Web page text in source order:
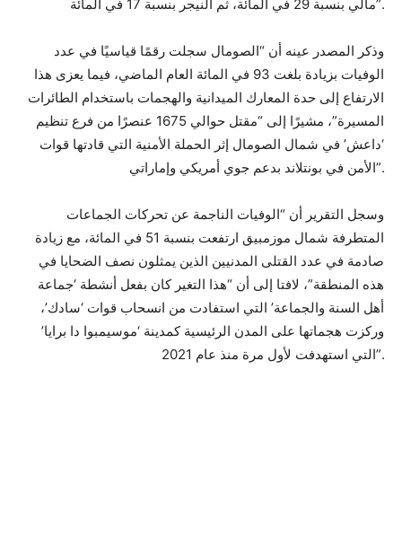
مالي بنسبة 29 في المائة، ثم النيجر بنسبة 17 في المائة”.
وذكر المصدر عينه أن “الصومال سجلت رقمًا قياسيًا في عدد
الوفيات بزيادة بلغت 93 في المائة العام الماضي، فيما يعزى هذا
الارتفاع إلى حدة المعارك الميدانية والهجمات باستخدام الطائرات
المسيرة”، مشيرًا إلى “مقتل حوالي 1675 عنصرًا من فرع تنظيم
‘داعش’ في شمال الصومال إثر الحملة الأمنية التي قادتها قوات
الأمن في بونتلاند بدعم جوي أمريكي وإماراتي”.
وسجل التقرير أن “الوفيات الناجمة عن تحركات الجماعات
المتطرفة شمال موزمبيق ارتفعت بنسبة 51 في المائة، مع زيادة
صادمة في عدد القتلى المدنيين الذين يمثلون نصف الضحايا في
هذه المنطقة”، لافتا إلى أن “هذا التغير كان بفعل أنشطة ‘جماعة
أهل السنة والجماعة’ التي استفادت من انسحاب قوات ‘سادك’،
وركزت هجماتها على المدن الرئيسية كمدينة ‘موسيمبوا دا برايا’
التي استهدفت لأول مرة منذ عام 2021”.